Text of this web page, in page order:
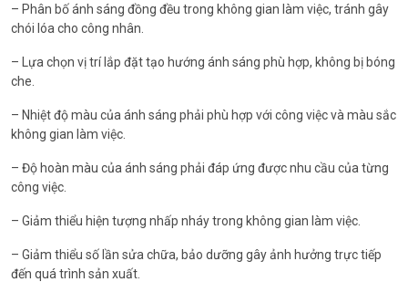
– Phân bố ánh sáng đồng đều trong không gian làm việc, tránh gây
chói lóa cho công nhân.
– Lựa chọn vị trí lắp đặt tạo hướng ánh sáng phù hợp, không bị bóng
che.
– Nhiệt độ màu của ánh sáng phải phù hợp với công việc và màu sắc
không gian làm việc.
– Độ hoàn màu của ánh sáng phải đáp ứng được nhu cầu của từng
công việc.
– Giảm thiểu hiện tượng nhấp nháy trong không gian làm việc.
– Giảm thiểu số lần sửa chữa, bảo dưỡng gây ảnh hưởng trực tiếp
đến quá trình sản xuất.